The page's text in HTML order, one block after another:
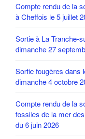
Compte rendu de la
à Cheffois le 5 juillet
Sortie à La Tranche-
dimanche 27
Sortie fougères dans
dimanche 4 octobre
Compte rendu de la
fossiles de la mer
du 6 juin 2026